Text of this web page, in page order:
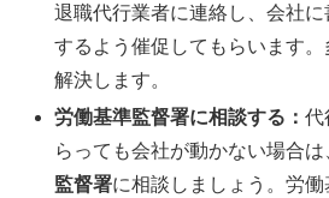
退職代行業者に連絡し、会社
するよう催促してもらいます
解決します。
労働基準監督署に相談する：代
らっても会社が動かない場合
監督署に相談しましょう。労